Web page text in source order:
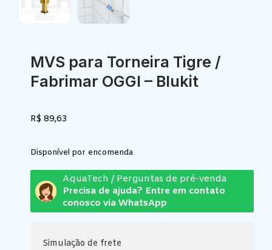
MVS para Torneira Tigre /
Fabrimar OGGI – Blukit
R$ 89,63
Disponível por encomenda
AquaTech / Perguntas de pré-venda
Precisa de ajuda? Entre em contato
conosco via WhatsApp
Simulação de frete